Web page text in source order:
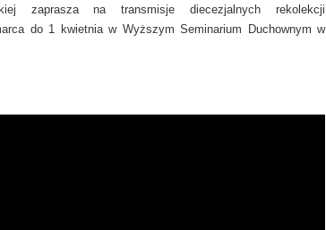
zaprasza na transmisje diecezjalnych rekolekcji
do 1 kwietnia w Wyższym Seminarium Duchownym w